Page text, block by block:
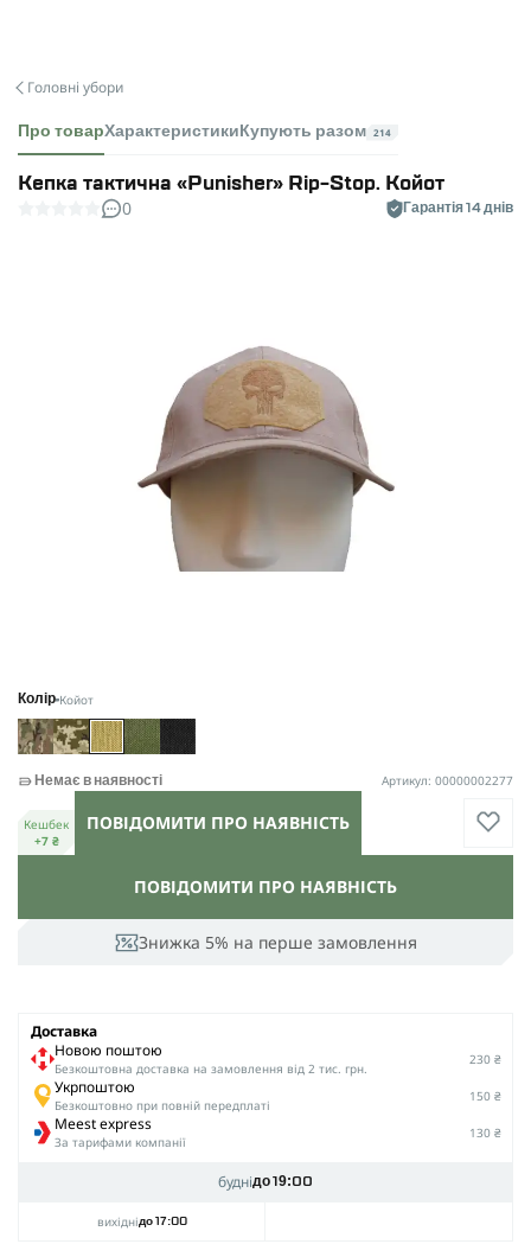
Головні убори
Про товарХарактеристики Купують разом 214
Кепка тактична «Punisher» Rip-Stop. Койот
0 Гарантія 14 днів
Колір Койот
Знижка 5% на перше замовлення
ПОВІДОМИТИ ПРО НАЯВНІСТЬ
Немає в наявності Артикул: 00000002277
Кешбек
+7 ₴
ПОВІДОМИТИ ПРО НАЯВНІСТЬ
Доставка
Новою поштою
Безкоштовна доставка на замовлення від 2 тис. грн.
230 ₴
Укрпоштою
Безкоштовно при повній передплаті
150 ₴
Meest express
За тарифами компанії
130 ₴
буднідо 19:00
вихіднідо 17:00